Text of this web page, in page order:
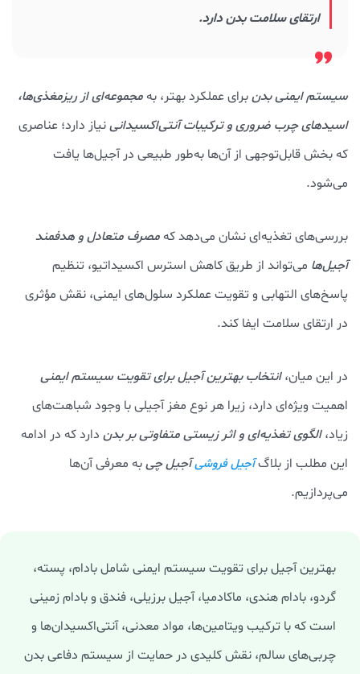
ارتقای سلامت بدن دارد.
سیستم ایمنی بدنبرای عملکرد بهتر، بهمجموعه‌ای از ریزمغذی‌ها،
اسیدهای چرب ضروری و ترکیبات آنتی‌اکسیدانینیاز دارد؛ عناصری
که بخش قابل‌توجهی از آن‌ها به‌طور طبیعی در آجیل‌ها یافت
می‌شود.
بررسی‌های تغذیه‌ای نشان می‌دهد کهمصرف متعادل و هدفمند
آجیل‌ها می‌تواند از طریق کاهش استرس اکسیداتیو، تنظیم
پاسخ‌های التهابی و تقویت عملکرد سلول‌های ایمنی، نقش مؤثری
در ارتقای سلامت ایفا کند.
در این میان،انتخاب بهترین آجیل برای تقویت سیستم ایمنی
اهمیت ویژه‌ای دارد، زیرا هر نوع مغز آجیلی با وجود شباهت‌های
زیاد،الگوی تغذیه‌ای و اثر زیستی متفاوتی بر بدن دارد که در ادامه
این مطلب از بلاگآجیل فروشیآجیل چیبه معرفی آن‌ها
می‌پردازیم.
بهترین آجیل برای تقویت سیستم ایمنی شامل بادام، پسته،
گردو، بادام هندی، ماکادمیا، آجیل برزیلی، فندق و بادام زمینی
است که با ترکیب ویتامین‌ها، مواد معدنی، آنتی‌اکسیدان‌ها و
چربی‌های سالم، نقش کلیدی در حمایت از سیستم دفاعی بدن